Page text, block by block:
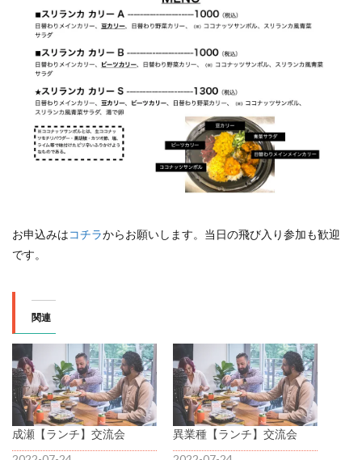
お申込みはコチラからお願いします。当日の飛び入り参加も歓迎
です。
関連
成瀬【ランチ】交流会
異業種【ランチ】交流会